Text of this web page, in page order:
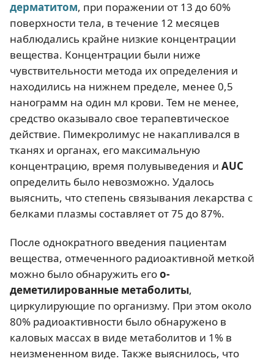
дерматитом, при поражении от 13 до 60%
поверхности тела, в течение 12 месяцев
наблюдались крайне низкие концентрации
вещества. Концентрации были ниже
чувствительности метода их определения и
находились на нижнем пределе, менее 0,5
нанограмм на один мл крови. Тем не менее,
средство оказывало свое терапевтическое
действие. Пимекролимус не накапливался в
тканях и органах, его максимальную
концентрацию, время полувыведения и AUC
определить было невозможно. Удалось
выяснить, что степень связывания лекарства с
белками плазмы составляет от 75 до 87%.
После однократного введения пациентам
вещества, отмеченного радиоактивной меткой
можно было обнаружить егоо-
деметилированные метаболиты,
циркулирующие по организму. При этом около
80% радиоактивности было обнаружено в
каловых массах в виде метаболитов и 1% в
неизмененном виде. Также выяснилось, что